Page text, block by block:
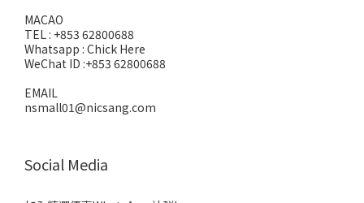
MACAO
TEL : +853 62800688
Whatsapp : Chick Here
WeChat ID :+853 62800688
EMAIL
nsmall01@nicsang.com
Social Media